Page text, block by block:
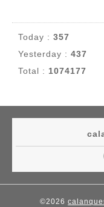
Today : 357
Yesterday : 437
Total : 1074177
©2026